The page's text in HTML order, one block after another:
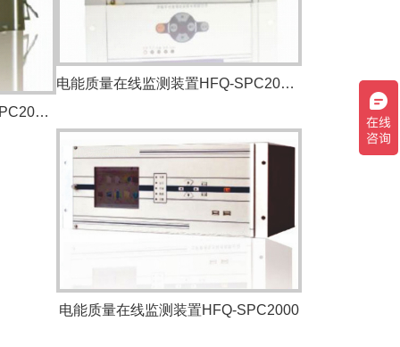
电能质量在线监测装置HFQ-SPC2000B
电能质量在线监测装置HFQ-SPC2000C
电能质量在线监测装置HFQ-SPC2000